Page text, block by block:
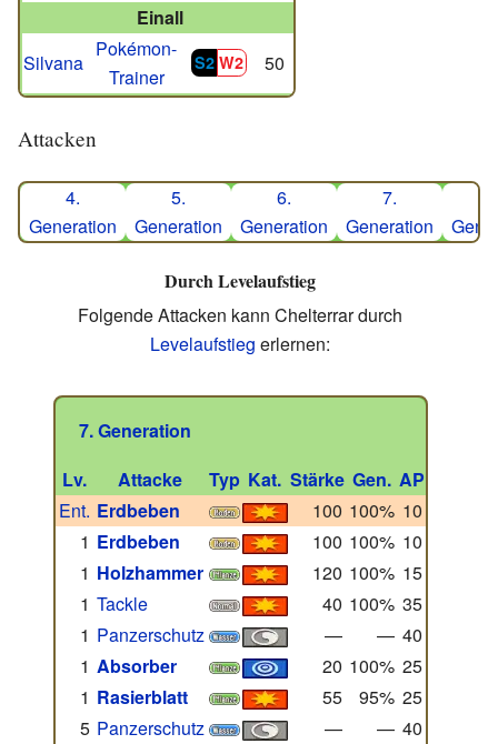
Einall
Silvana
Pokémon-
Trainer
S2 W2 50
Attacken
4.
Generation
5.
Generation
6.
Generation
7.
Generation
Durch Levelaufstieg
Folgende Attacken kann Chelterrar durch
Levelaufstieg erlernen:
7. Generation
Lv.
Attacke Typ Kat. Stärke Gen. AP
Ent. Erdbeben 100 100% 10
1 Erdbeben 100 100% 10
1 Holzhammer 120 100% 15
1 Tackle 40 100% 35
1 Panzerschutz — — 40
1 Absorber 20 100% 25
1 Rasierblatt 55 95% 25
5 Panzerschutz — — 40